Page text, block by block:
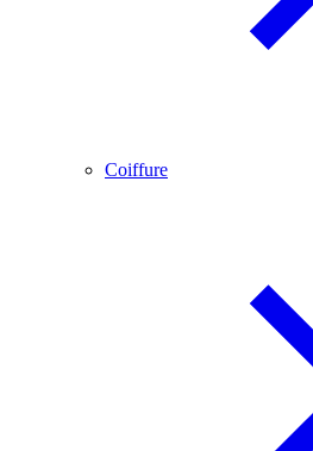
Coiffure